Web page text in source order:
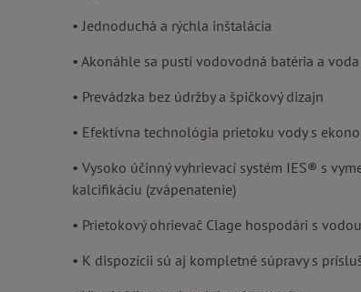
• Jednoduchá a rýchla inštalácia
• Akonáhle sa pustí vodovodná batéria a
• Prevádzka bez údržby a špičkový dizajn
• Efektívna technológia prietoku vody s
• Vysoko účinný vyhrievací systém IES® s
kalcifikáciu (zvápenatenie)
• Prietokový ohrievač Clage hospodári s
• K dispozícii sú aj kompletné súpravy s